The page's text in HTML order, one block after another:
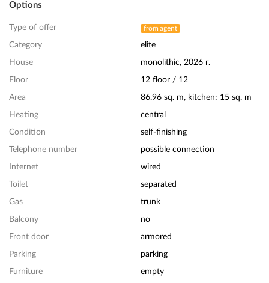
Options
Type of offer from agent
Category elite
House monolithic, 2026 г.
Floor 12 floor / 12
Area 86.96 sq. m, kitchen: 15 sq. m
Heating central
Condition self-finishing
Telephone number possible connection
Internet wired
Toilet separated
Gas trunk
Balcony no
Front door armored
Parking parking
Furniture empty